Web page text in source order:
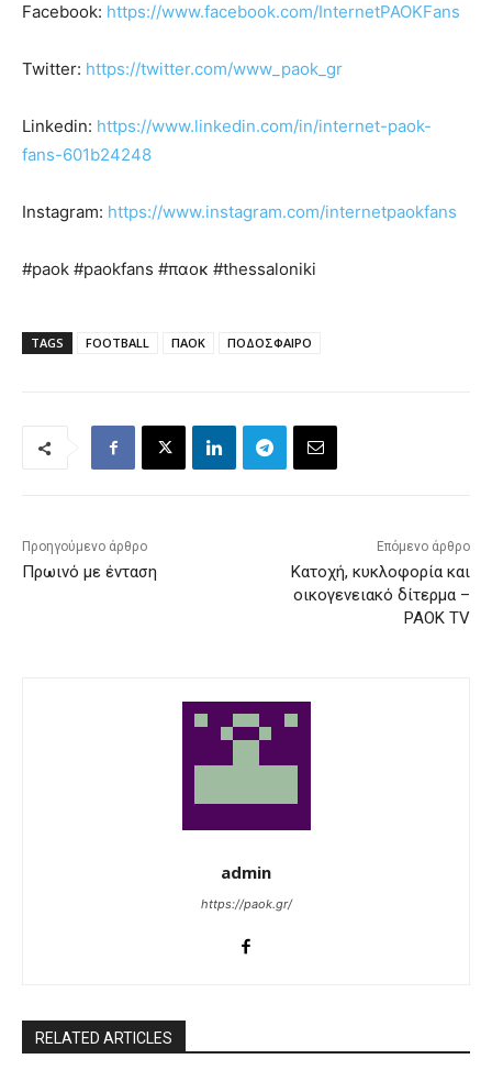
Facebook: https://www.facebook.com/InternetPAOKFans
Twitter: https://twitter.com/www_paok_gr
Linkedin: https://www.linkedin.com/in/internet-paok-
fans-601b24248
Instagram: https://www.instagram.com/internetpaokfans
#paok #paokfans #παοκ #thessaloniki
TAGS FOOTBALL ΠΑΟΚ ΠΟΔΟΣΦΑΙΡΟ
Προηγούμενο άρθρο
Πρωινό με ένταση
Επόμενο άρθρο
Κατοχή, κυκλοφορία και
οικογενειακό δίτερμα –
PAOK TV
admin
https://paok.gr/
RELATED ARTICLES